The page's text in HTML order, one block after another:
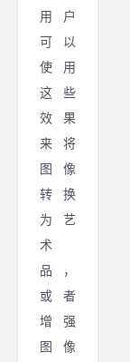
用户
可以
使用
这些
效果
来将
图像
转换
为艺
术
品，
或者
增强
图像